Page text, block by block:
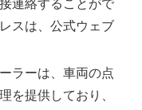
連絡することがで
スは、公式ウェブ
ラーは、車両の点
を提供しており、